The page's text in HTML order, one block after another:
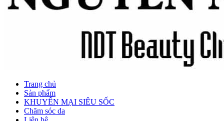
Trang chủ
Sản phẩm
KHUYẾN MẠI SIÊU SỐC
Chăm sóc da